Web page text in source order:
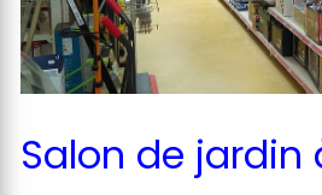
Salon de jardin